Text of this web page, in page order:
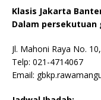
Klasis Jakarta
Dalam persekutuan
Jl. Mahoni Raya No.
Telp: 021-4714067
Email: